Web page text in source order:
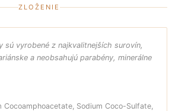
ZLOŽENIE
sú vyrobené z najkvalitnejších surovín,
a neobsahujú parabény, minerálne
Cocoamphoacetate, Sodium Coco-Sulfate,